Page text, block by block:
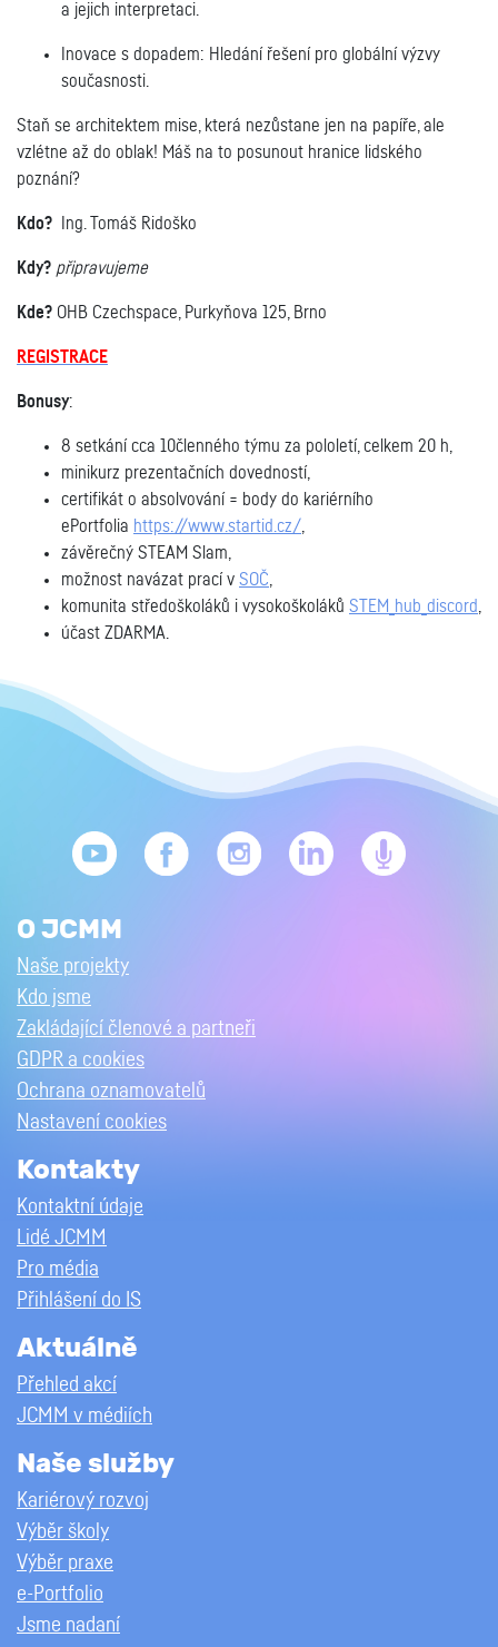
a jejich interpretaci.
Inovace s dopadem: Hledání řešení pro globální výzvy
současnosti.
Staň se architektem mise, která nezůstane jen na papíře, ale
vzlétne až do oblak! Máš na to posunout hranice lidského
poznání?
Kdo? Ing. Tomáš Ridoško
Kdy? připravujeme
Kde? OHB Czechspace, Purkyňova 125, Brno
REGISTRACE
Bonusy:
8 setkání cca 10členného týmu za pololetí, celkem 20 h,
minikurz prezentačních dovedností,
certifikát o absolvování = body do kariérního
ePortfolia https://www.startid.cz/
závěrečný STEAM Slam
možnost navázat prací v SOČ
komunita středoškoláků i vysokoškoláků STEM_hub_discord
účast ZDARMA.
O JCMM
Naše projekty
Kdo jsme
Zakládající členové a partneři
GDPR a cookies
Ochrana oznamovatelů
Nastavení cookies
Kontakty
Kontaktní údaje
Lidé JCMM
Pro média
Přihlášení do IS
Aktuálně
Přehled akcí
JCMM v médiích
Naše služby
Kariérový rozvoj
Výběr školy
Výběr praxe
e-Portfolio
Jsme nadaní